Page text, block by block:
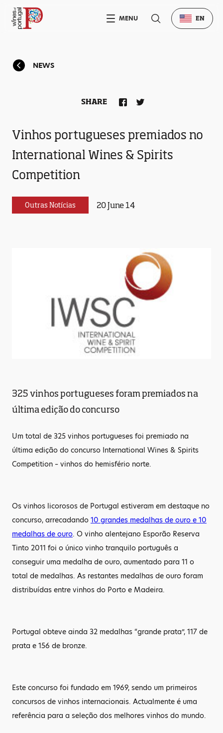
NEWS
Vinhos portugueses premiados no
International Wines & Spirits
Competition
Outras Notícias 20 June 14
SHARE
325 vinhos portugueses foram premiados na
última edição do concurso
Um total de 325 vinhos portugueses foi premiado na
última edição do concurso International Wines & Spirits
Competition – vinhos do hemisfério norte.
Os vinhos licorosos de Portugal estiveram em destaque no
concurso, arrecadando 10 grandes medalhas de ouro e 10
medalhas de ouro. O vinho alentejano Esporão Reserva
Tinto 2011 foi o único vinho tranquilo português a
conseguir uma medalha de ouro, aumentado para 11 o
total de medalhas. As restantes medalhas de ouro foram
distribuídas entre vinhos do Porto e Madeira.
Portugal obteve ainda 32 medalhas “grande prata”, 117 de
prata e 156 de bronze.
Este concurso foi fundado em 1969, sendo um primeiros
concursos de vinhos internacionais. Actualmente é uma
referência para a seleção dos melhores vinhos do mundo.
MENU EN